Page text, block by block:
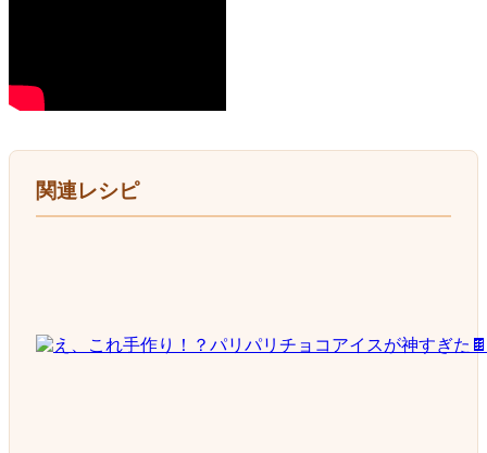
関連レシピ